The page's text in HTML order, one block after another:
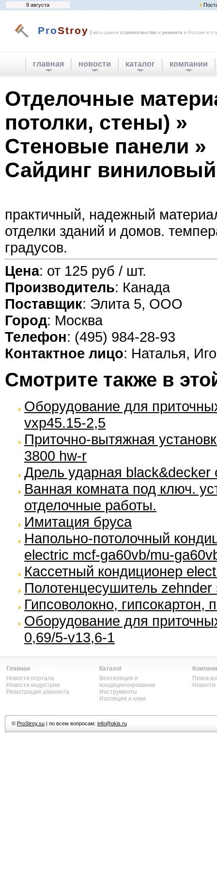
9 августа
ProStroy | весь рынок строительства и ремонта в России и
главная новости каталог компании
Отделочные
потолки, стены) »
Стеновые панели »
Сайдинг виниловый
практичный, надежный
отделки зданий и домов.
градусов.
Цена: от 125 руб / шт.
Производитель: Канада
Поставщик: Элита 5, ООО
Город: Москва
Телефон: (495) 984-28-93
Контактное лицо: Наталья,
Смотрите также в
Оборудование для
vxp45.15-2,5
Приточно-вытяжная
3800 hw-r
Дрель ударная black&decker
Ванная комната под ключ.
отделочные работы.
Имитация бруса
Напольно-потолочный
electric mcf-ga60vb/mu-
Кассетный кондиционер
Полотенцесушитель zehnder
Гипсоволокно, гипсокартон,
Оборудование для
0,69/5-v13,6-1
Главная
Новости портала
Новости индустрии
Регистрация абонента
Каталог
Вентиляция и
кондиционирование
Инструменты
Изоляция и клеи
Поиск
© ProStroy.su| по всем вопросам: info@okis.ru